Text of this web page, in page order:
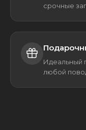
срочные
Идеальный
любой